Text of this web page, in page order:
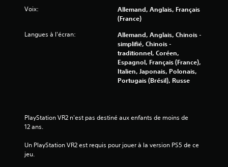
Voix:
Allemand, Anglais, Français
(France)
Langues à l'écran:
Allemand, Anglais, Chinois -
simplifié, Chinois -
traditionnel, Coréen,
Espagnol, Français (France),
Italien, Japonais, Polonais,
Portugais (Brésil), Russe
PlayStation VR2 n'est pas destiné aux enfants de moins de
12 ans.
Un PlayStation VR2 est requis pour jouer à la version PS5 de ce
jeu.